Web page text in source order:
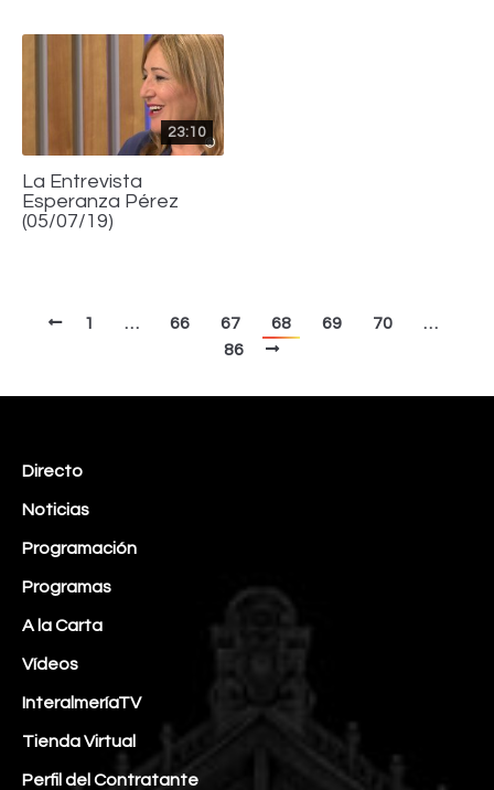
23:10
La Entrevista
Esperanza Pérez
(05/07/19)
1 … 66 67 68 69 70
…
86
Directo
Noticias
Programación
Programas
A la Carta
Vídeos
InteralmeríaTV
Tienda Virtual
Perfil del Contratante